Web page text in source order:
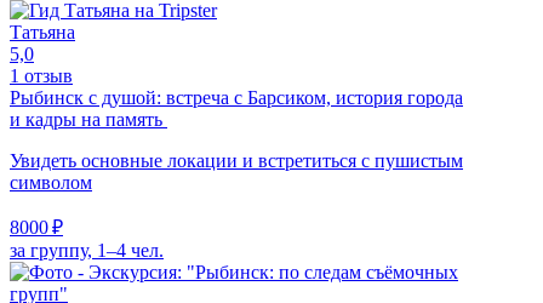
Татьяна
5,0
1 отзыв
Рыбинск с душой: встреча с Барсиком, история города
и кадры на память
Увидеть основные локации и встретиться с пушистым
символом
8000 ₽
за группу, 1–4 чел.